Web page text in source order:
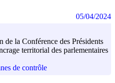
la Conférence des Présidents
territorial des parlementaires
de contrôle
05/04/2024